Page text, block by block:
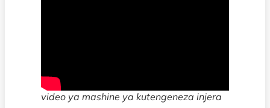
video ya mashine ya kutengeneza injera